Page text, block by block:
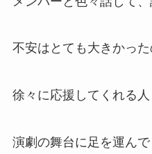
不安はとても大きかった
徐々に応援してくれる人
演劇の舞台に足を運ん